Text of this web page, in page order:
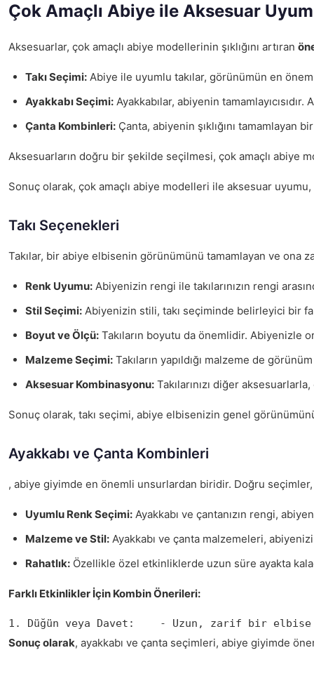
Çok Amaçlı Abiye ile Aksesuar
Aksesuarlar, çok amaçlı abiye modellerinin şıklığını artıran
Takı Seçimi: Abiye ile uyumlu takılar, görünümün en
Ayakkabı Seçimi: Ayakkabılar, abiyenin
Çanta Kombinleri: Çanta, abiyenin şıklığını
Aksesuarların doğru bir şekilde seçilmesi, çok amaçlı abiye
Sonuç olarak, çok amaçlı abiye modelleri ile aksesuar
Takı Seçenekleri
Takılar, bir abiye elbisenin görünümünü tamamlayan ve ona
Renk Uyumu: Abiyenizin rengi ile takılarınızın rengi
Stil Seçimi: Abiyenizin stili, takı seçiminde belirleyici bir
Boyut ve Ölçü: Takıların boyutu da önemlidir. Abiyenizle
Malzeme Seçimi: Takıların yapıldığı malzeme de
Aksesuar Kombinasyonu: Takılarınızı diğer
Sonuç olarak, takı seçimi, abiye elbisenizin genel
Ayakkabı ve Çanta Kombinleri
, abiye giyimde en önemli unsurlardan biridir. Doğru
Uyumlu Renk Seçimi: Ayakkabı ve çantanızın rengi,
Malzeme ve Stil: Ayakkabı ve çanta malzemeleri,
Rahatlık: Özellikle özel etkinliklerde uzun süre ayakta
Farklı Etkinlikler İçin Kombin Önerileri:
1. Düğün veya Davet:    - Uzun, zarif bir
Sonuç olarak, ayakkabı ve çanta seçimleri, abiye giyimde